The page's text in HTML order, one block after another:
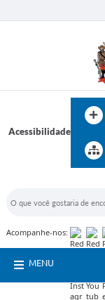
Acessibilidade
Acompanhe-nos:
MENU